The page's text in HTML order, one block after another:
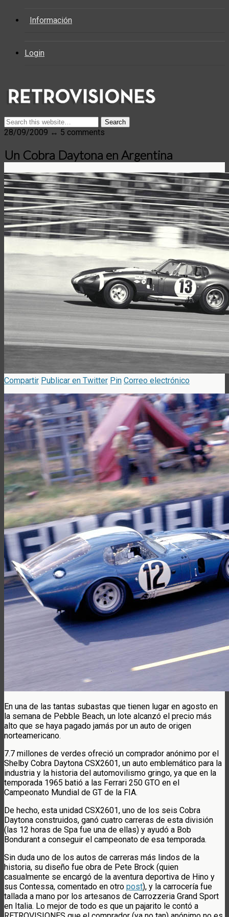
Información
Login
28/09/2009 ↔ 5 comments
Un Cobra Daytona en Argentina
Compartir Publicar en Twitter Pin Correo electrónico
En una de las tantas subastas que tienen lugar en agosto en
la semana de Pebble Beach, un lote alcanzó el precio más
alto que se haya pagado jamás por un auto de origen
norteamericano.
7.7 millones de verdes ofreció un comprador anónimo por el
Shelby Cobra Daytona CSX2601, un auto emblemático para la
industria y la historia del automovilismo gringo, ya que en la
temporada 1965 batió a las Ferrari 250 GTO en el
Campeonato Mundial de GT de la FIA.
De hecho, esta unidad CSX2601, uno de los seis Cobra
Daytona construidos, ganó cuatro carreras de esta división
(las 12 horas de Spa fue una de ellas) y ayudó a Bob
Bondurant a conseguir el campeonato de esa temporada.
Sin duda uno de los autos de carreras más lindos de la
historia, su diseño fue obra de Pete Brock (quien
casualmente se encargó de la aventura deportiva de Hino y
sus Contessa, comentado en otro post), y la carrocería fue
tallada a mano por los artesanos de Carrozzeria Grand Sport
en Italia. Lo mejor de todo es que un pajarito le contó a